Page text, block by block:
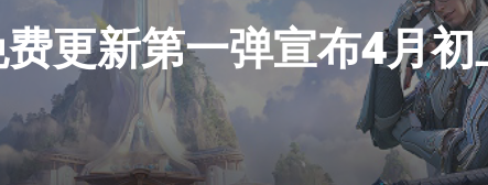
更新第一弹宣布4月